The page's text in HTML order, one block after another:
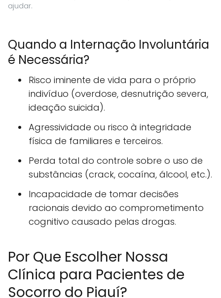
ajudar.
Quando a Internação Involuntária
é Necessária?
Risco iminente de vida para o próprio
indivíduo (overdose, desnutrição severa,
ideação suicida).
Agressividade ou risco à integridade
física de familiares e terceiros.
Perda total do controle sobre o uso de
substâncias (crack, cocaína, álcool, etc.).
Incapacidade de tomar decisões
racionais devido ao comprometimento
cognitivo causado pelas drogas.
Por Que Escolher Nossa
Clínica para Pacientes de
Socorro do Piauí?